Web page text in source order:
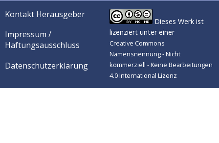
Kontakt Herausgeber
Impressum /
Haftungsausschluss
Datenschutzerklärung
Dieses Werk ist
lizenziert unter einer
Creative Commons
Namensnennung - Nicht
kommerziell - Keine Bearbeitungen
4.0 International Lizenz